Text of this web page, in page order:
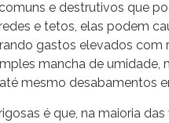
e destrutivos que
e tetos, elas podem
gastos elevados com
mancha de umidade,
mesmo desabamentos
é que, na maioria